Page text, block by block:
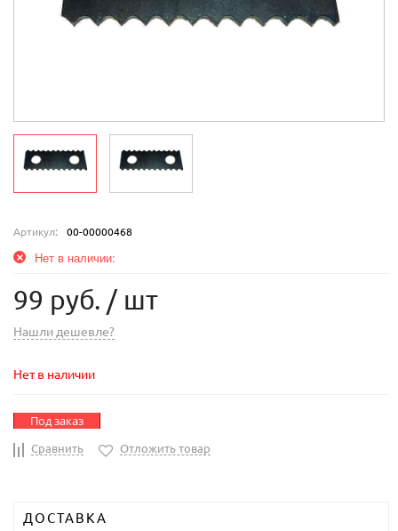
Артикул: 00-00000468
Нет в наличии:
99 руб. / шт
Нашли дешевле?
Нет в наличии
Под заказ
Сравнить Отложить товар
ДОСТАВКА